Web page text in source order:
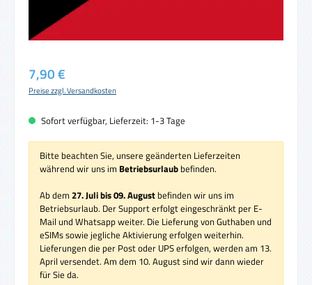
Regulärer Preis:
7,90 €
Preise zzgl. Versandkosten
Sofort verfügbar, Lieferzeit: 1-3 Tage
Bitte beachten Sie, unsere geänderten Lieferzeiten
während wir uns im Betriebsurlaub befinden.
Ab dem 27. Juli bis 09. August befinden wir uns im
Betriebsurlaub. Der Support erfolgt eingeschränkt per E-
Mail und Whatsapp weiter. Die Lieferung von Guthaben und
eSIMs sowie jegliche Aktivierung erfolgen weiterhin.
Lieferungen die per Post oder UPS erfolgen, werden am 13.
April versendet. Am dem 10. August sind wir dann wieder
für Sie da.